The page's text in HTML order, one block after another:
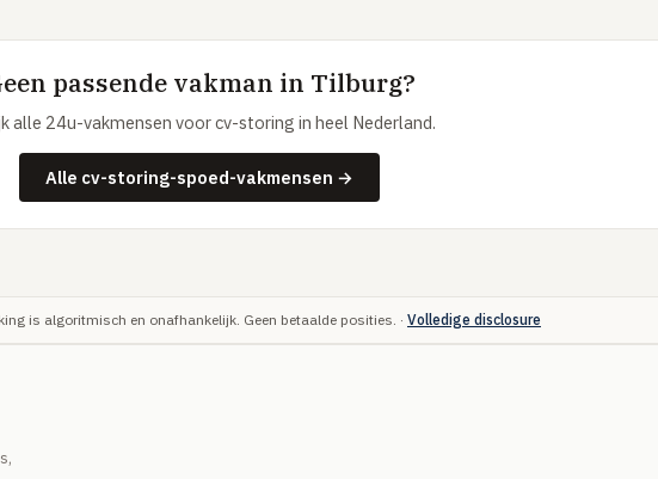
passende vakman in Tilburg?
alle 24u-vakmensen voor cv-storing in heel Nederland.
Alle cv-storing-spoed-vakmensen →
is algoritmisch en onafhankelijk. Geen betaalde posities. · Volledige disclosure